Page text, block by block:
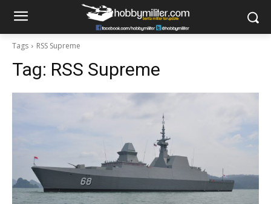
Tags RSS Supreme
Tag: RSS Supreme